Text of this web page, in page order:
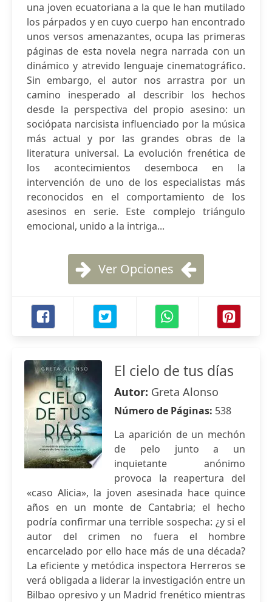
una joven ecuatoriana a la que le han mutilado
los párpados y en cuyo cuerpo han encontrado
unos versos amenazantes, ocupa las primeras
páginas de esta novela negra narrada con un
dinámico y atrevido lenguaje cinematográfico.
Sin embargo, el autor nos arrastra por un
camino inesperado al describir los hechos
desde la perspectiva del propio asesino: un
sociópata narcisista influenciado por la música
más actual y por las grandes obras de la
literatura universal. La evolución frenética de
los acontecimientos desemboca en la
intervención de uno de los especialistas más
reconocidos en el comportamiento de los
asesinos en serie. Este complejo triángulo
emocional, unido a la intriga...
Ver Opciones
El cielo de tus días
Autor: Greta Alonso
Número de Páginas: 538
La aparición de un mechón
de pelo junto a un
inquietante anónimo
provoca la reapertura del
«caso Alicia», la joven asesinada hace quince
años en un monte de Cantabria; el hecho
podría confirmar una terrible sospecha: ¿y si el
autor del crimen no fuera el hombre
encarcelado por ello hace más de una década?
La eficiente y metódica inspectora Herreros se
verá obligada a liderar la investigación entre un
Bilbao opresivo y un Madrid frenético mientras